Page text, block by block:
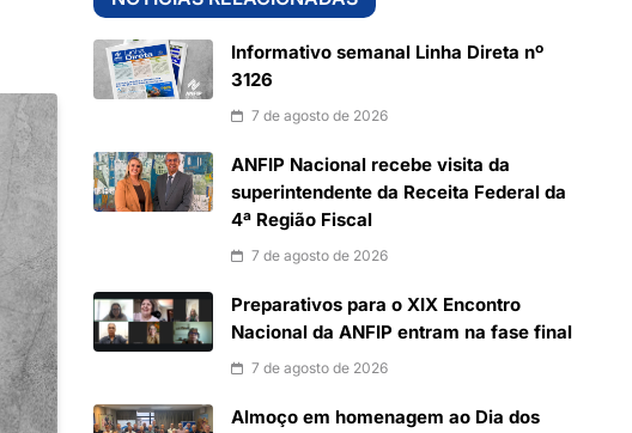
Informativo semanal Linha Direta nº
3126
7 de agosto de 2026
ANFIP Nacional recebe visita da
superintendente da Receita Federal da
4ª Região Fiscal
7 de agosto de 2026
Preparativos para o XIX Encontro
Nacional da ANFIP entram na fase final
7 de agosto de 2026
Almoço em homenagem ao Dia dos